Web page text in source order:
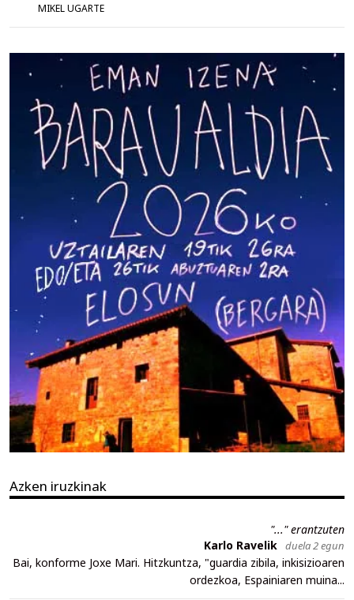
MIKEL UGARTE
Azken iruzkinak
"..." erantzuten
Karlo Ravelik duela 2 egun
Bai, konforme Joxe Mari. Hitzkuntza, "guardia zibila, inkisizioaren
ordezkoa, Espainiaren muina...